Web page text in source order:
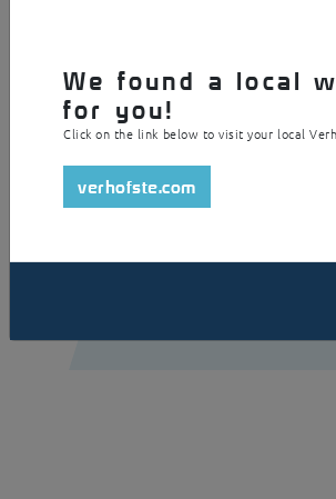
Deze Flexo dient als fietsenberging en is
We found a local
for you!
Click on the link below to visit your local
verhofste.com